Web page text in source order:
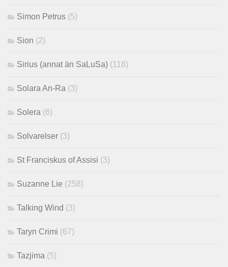
Simon Petrus (5)
Sion (2)
Sirius (annat än SaLuSa) (118)
Solara An-Ra (3)
Solera (6)
Solvarelser (3)
St Franciskus of Assisi (3)
Suzanne Lie (258)
Talking Wind (3)
Taryn Crimi (67)
Tazjima (5)